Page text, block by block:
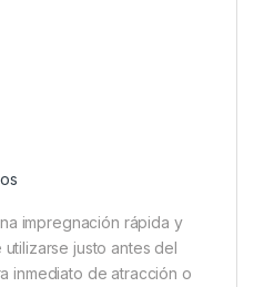
impregnación rápida y
justo antes del
inmediato de atracción o